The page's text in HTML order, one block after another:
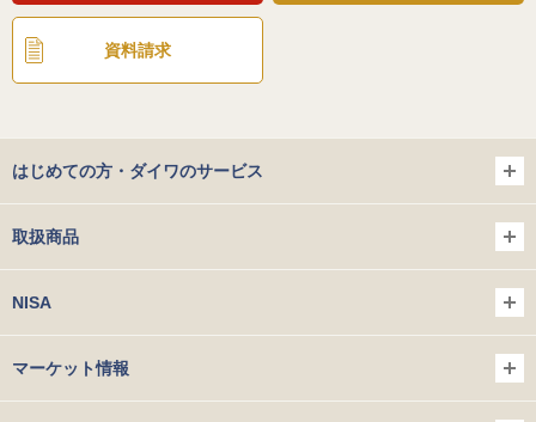
資料請求
はじめての方・ダイワのサービス
取扱商品
NISA
マーケット情報